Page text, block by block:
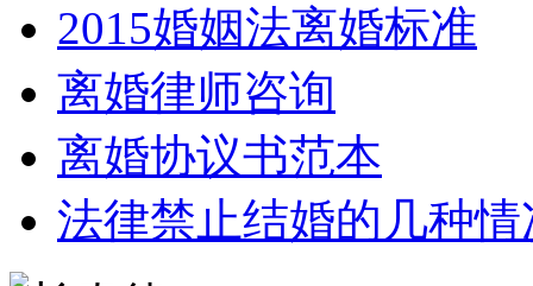
2015婚姻法离婚标准
离婚律师咨询
离婚协议书范本
法律禁止结婚的几种情